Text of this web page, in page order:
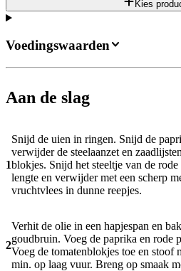
Kies
Aan de slag
1
Snijd de uien in ringen. Snijd de
verwijder de steelaanzet en
blokjes. Snijd het steeltje van de
lengte en verwijder met een scherp
vruchtvlees in dunne reepjes.
2
Verhit de olie in een hapjespan en
goudbruin. Voeg de paprika en rode
Voeg de tomatenblokjes toe en stoof
min. op laag vuur. Breng op smaak
Voedingswaarden